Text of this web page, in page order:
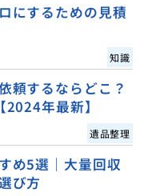
にするための見積
知識
頼するならどこ？
年最新】
遺品整理
め5選｜大量回収
び方